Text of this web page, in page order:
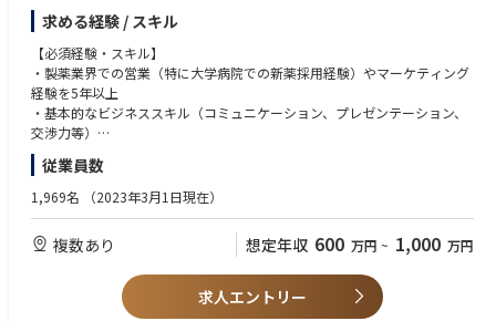
プロダクトプランを理解し, 卓越した実行を推進することで, 免疫性血液疾
患領域におけるリーダーのポジションを確立します。
ITP（免疫性血小板減少症）および後天性TTP（血栓性血小板減少性紫斑
病）の患者さんに、最適な治療選択肢を届けるために、エリアまたは全国
レベルでのプロモーション活動を牽引いただきます。そのために、チーム
新しいビジネスモデルの構築に挑戦し続けられる方を求めています。
-サノフィの使命；"人々の暮らしをより良くするため、科学のもたらす奇
-RBD Japan CSAとしての理想像；スペシャルティケアビジネスにおい
す。そのために、患者さん一人ひとりに寄り添った情報提供（ディテーリ
ング）を軸に活動します。医師・医療スタッフの信頼できるパートナーを
求める経験 / スキル
【必須経験・スキル】
・製薬業界での営業（特に大学病院での新薬採用経験）やマーケティング
経験を5年以上
・基本的なビジネススキル（コミュニケーション、プレゼンテーション、
交渉力等）
・基本的なコンピュータ / iPad関連スキル： Word、Excel、PowerPoint
・結果志向: 目標達成に向けたPDCAサイクルの実践
・リーダーシップ: チームメンバーへのポジティブな影響・サポート能力
・運転免許証（原則）
・MR認定証（原則）
【歓迎する経験・スキル】
・血小板減少症・血栓止血領域での製品担当経験
従業員数
1,969名 （2023年3月1日現在）
複数あり 想定年収 600 万円 ~ 1,000 万円
求人エントリー